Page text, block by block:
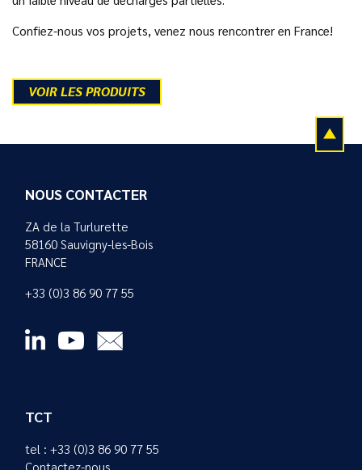
Confiez-nous vos projets, venez nous rencontrer en France!
VOIR LES PRODUITS
NOUS CONTACTER
ZA de la Turlurette
58160 Sauvigny-les-Bois
FRANCE
+33 (0)3 86 90 77 55
TCT
tel : +33 (0)3 86 90 77 55